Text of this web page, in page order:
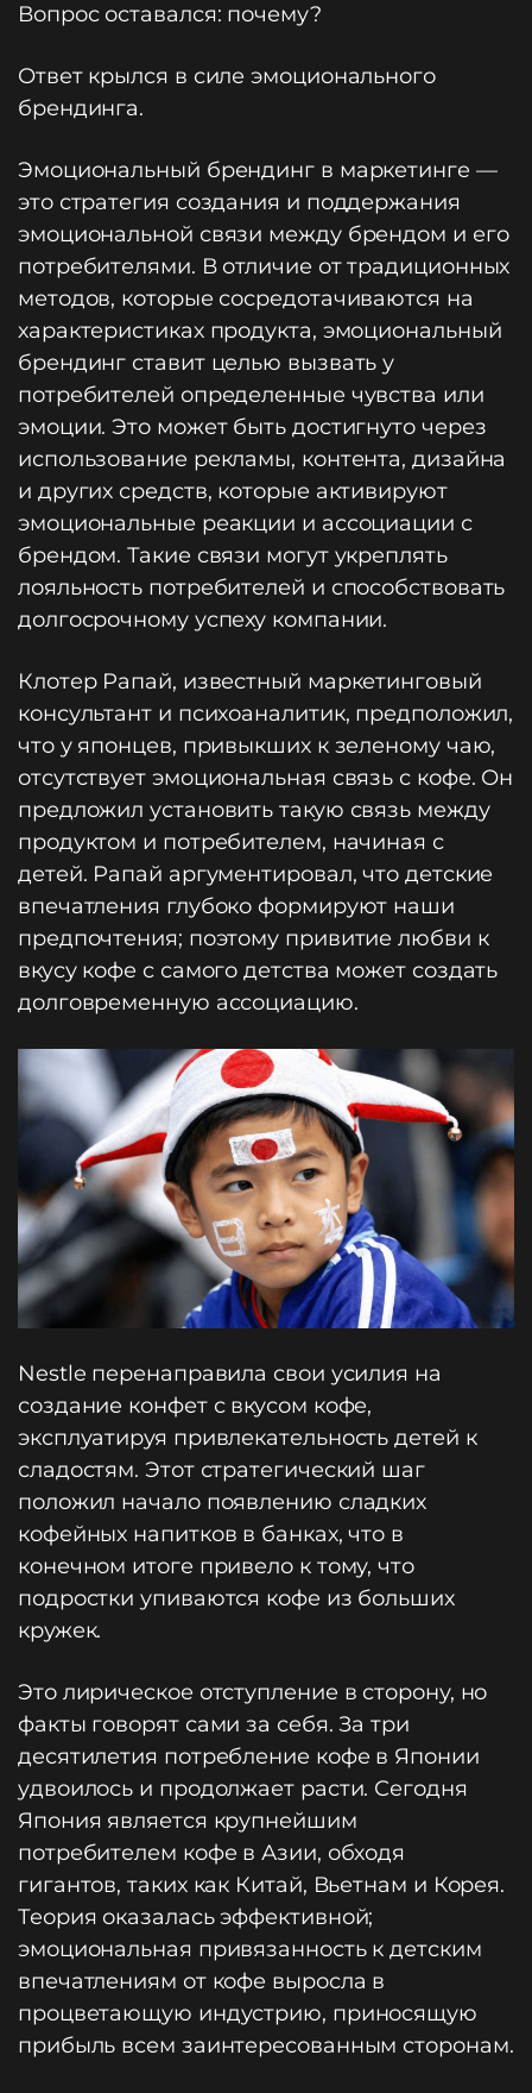
Вопрос оставался: почему?
Ответ крылся в силе эмоционального
брендинга.
Эмоциональный брендинг в маркетинге —
это стратегия создания и поддержания
эмоциональной связи между брендом и его
потребителями. В отличие от традиционных
методов, которые сосредотачиваются на
характеристиках продукта, эмоциональный
брендинг ставит целью вызвать у
потребителей определенные чувства или
эмоции. Это может быть достигнуто через
использование рекламы, контента, дизайна
и других средств, которые активируют
эмоциональные реакции и ассоциации с
брендом. Такие связи могут укреплять
лояльность потребителей и способствовать
долгосрочному успеху компании.
Клотер Рапай, известный маркетинговый
консультант и психоаналитик, предположил,
что у японцев, привыкших к зеленому чаю,
отсутствует эмоциональная связь с кофе. Он
предложил установить такую связь между
продуктом и потребителем, начиная с
детей. Рапай аргументировал, что детские
впечатления глубоко формируют наши
предпочтения; поэтому привитие любви к
вкусу кофе с самого детства может создать
долговременную ассоциацию.
Nestle перенаправила свои усилия на
создание конфет с вкусом кофе,
эксплуатируя привлекательность детей к
сладостям. Этот стратегический шаг
положил начало появлению сладких
кофейных напитков в банках, что в
конечном итоге привело к тому, что
подростки упиваются кофе из больших
кружек.
Это лирическое отступление в сторону, но
факты говорят сами за себя. За три
десятилетия потребление кофе в Японии
удвоилось и продолжает расти. Сегодня
Япония является крупнейшим
потребителем кофе в Азии, обходя
гигантов, таких как Китай, Вьетнам и Корея.
Теория оказалась эффективной;
эмоциональная привязанность к детским
впечатлениям от кофе выросла в
процветающую индустрию, приносящую
прибыль всем заинтересованным сторонам.